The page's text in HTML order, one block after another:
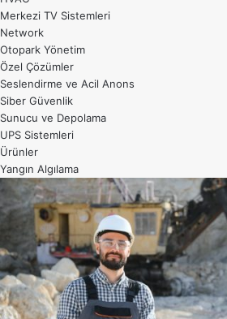
Merkezi TV Sistemleri
Network
Otopark Yönetim
Özel Çözümler
Seslendirme ve Acil Anons
Siber Güvenlik
Sunucu ve Depolama
UPS Sistemleri
Ürünler
Yangın Algılama